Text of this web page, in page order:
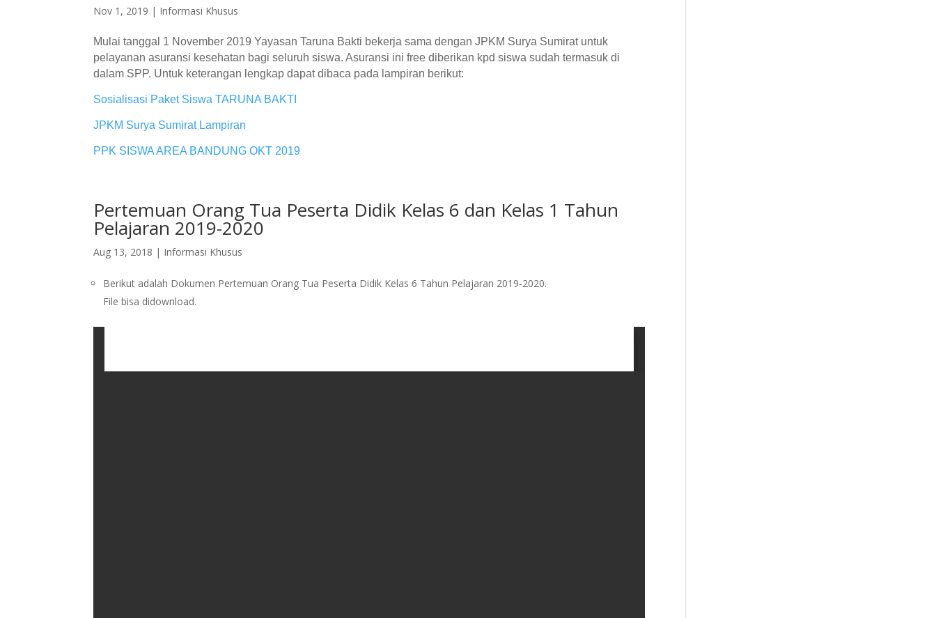
Nov 1, 2019 | Informasi Khusus
Mulai tanggal 1 November 2019 Yayasan Taruna Bakti bekerja sama dengan JPKM Surya Sumirat untuk
pelayanan asuransi kesehatan bagi seluruh siswa. Asuransi ini free diberikan kpd siswa sudah termasuk di
dalam SPP. Untuk keterangan lengkap dapat dibaca pada lampiran berikut:
Sosialisasi Paket Siswa TARUNA BAKTI
JPKM Surya Sumirat Lampiran
PPK SISWA AREA BANDUNG OKT 2019
Pertemuan Orang Tua Peserta Didik Kelas 6 dan Kelas 1 Tahun
Pelajaran 2019-2020
Aug 13, 2018 | Informasi Khusus
Berikut adalah Dokumen Pertemuan Orang Tua Peserta Didik Kelas 6 Tahun Pelajaran 2019-2020.
File bisa didownload.